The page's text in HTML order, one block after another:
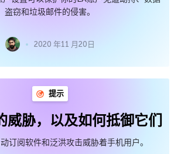
盗窃和垃圾邮件的侵害。
2020 年11 月20日
提示
威胁，以及如何抵御它们
订阅软件和泛洪攻击威胁着手机用户。